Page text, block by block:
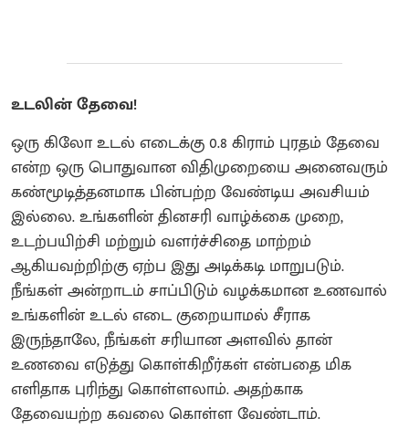
உடலின் தேவை!
ஒரு கிலோ உடல் எடைக்கு 0.8 கிராம் புரதம் தேவை
என்ற ஒரு பொதுவான விதிமுறையை அனைவரும்
கண்மூடித்தனமாக பின்பற்ற வேண்டிய அவசியம்
இல்லை. உங்களின் தினசரி வாழ்க்கை முறை,
உடற்பயிற்சி மற்றும் வளர்ச்சிதை மாற்றம்
ஆகியவற்றிற்கு ஏற்ப இது அடிக்கடி மாறுபடும்.
நீங்கள் அன்றாடம் சாப்பிடும் வழக்கமான உணவால்
உங்களின் உடல் எடை குறையாமல் சீராக
இருந்தாலே, நீங்கள் சரியான அளவில் தான்
உணவை எடுத்து கொள்கிறீர்கள் என்பதை மிக
எளிதாக புரிந்து கொள்ளலாம். அதற்காக
தேவையற்ற கவலை கொள்ள வேண்டாம்.